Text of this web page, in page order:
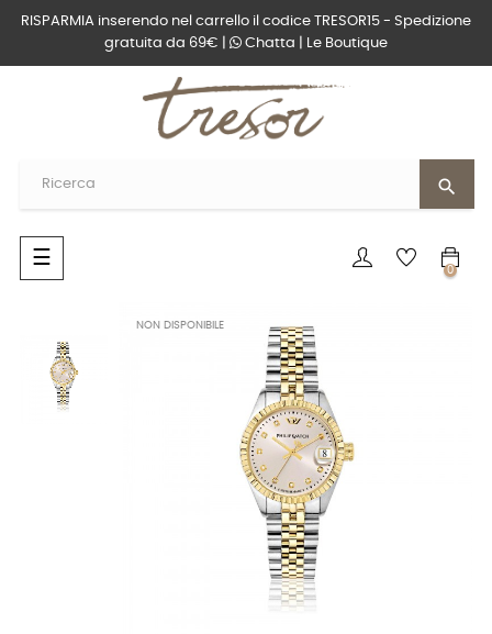
RISPARMIA inserendo nel carrello il codice TRESOR15 - Spedizione
gratuita da 69€ |
Chatta Le Boutique
search
navigazione
Toggle
☰
0
NON DISPONIBILE